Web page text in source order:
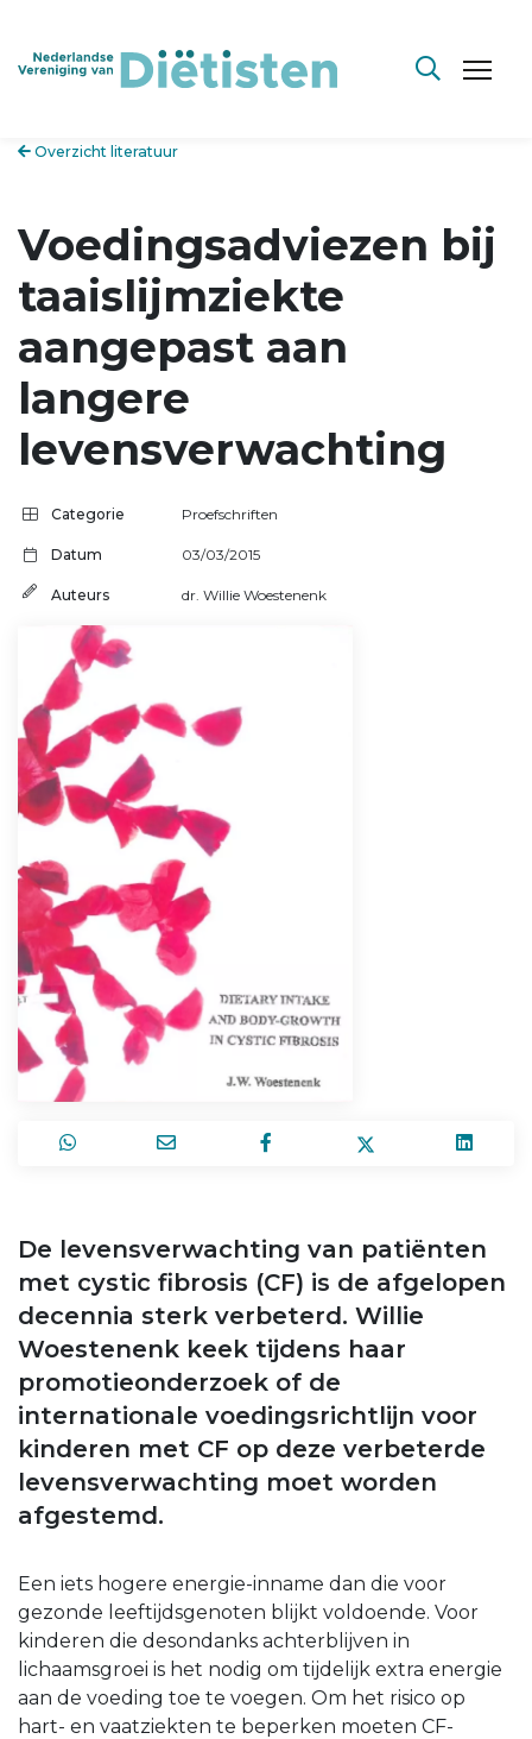
Overzicht literatuur
Voedingsadviezen bij
taaislijmziekte
aangepast aan
langere
levensverwachting
Categorie Proefschriften
Datum 03/03/2015
Auteurs dr. Willie Woestenenk
De levensverwachting van patiënten
met cystic fibrosis (CF) is de afgelopen
decennia sterk verbeterd. Willie
Woestenenk keek tijdens haar
promotieonderzoek of de
internationale voedingsrichtlijn voor
kinderen met CF op deze verbeterde
levensverwachting moet worden
afgestemd.
Een iets hogere energie-inname dan die voor
gezonde leeftijdsgenoten blijkt voldoende. Voor
kinderen die desondanks achterblijven in
lichaamsgroei is het nodig om tijdelijk extra energie
aan de voeding toe te voegen. Om het risico op
hart- en vaatziekten te beperken moeten CF-